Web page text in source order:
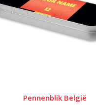
Pennenblik België